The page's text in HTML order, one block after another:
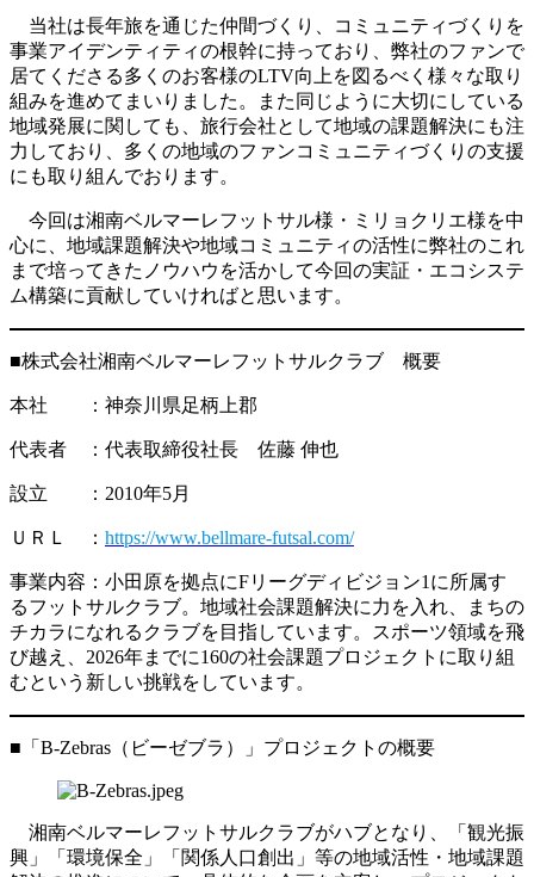
当社は長年旅を通じた仲間づくり、コミュニティづくりを
事業アイデンティティの根幹に持っており、弊社のファンで
居てくださる多くのお客様のLTV向上を図るべく様々な取り
組みを進めてまいりました。また同じように大切にしている
地域発展に関しても、旅行会社として地域の課題解決にも注
力しており、多くの地域のファンコミュニティづくりの支援
にも取り組んでおります。
今回は湘南ベルマーレフットサル様・ミリョクリエ様を中
心に、地域課題解決や地域コミュニティの活性に弊社のこれ
まで培ってきたノウハウを活かして今回の実証・エコシステ
ム構築に貢献していければと思います。
■株式会社湘南ベルマーレフットサルクラブ 概要
本社 ：神奈川県足柄上郡
代表者 ：代表取締役社長 佐藤 伸也
設立 ：2010年5月
ＵＲＬ ： https://www.bellmare-futsal.com/
事業内容：小田原を拠点にFリーグディビジョン1に所属す
るフットサルクラブ。地域社会課題解決に力を入れ、まちの
チカラになれるクラブを目指しています。スポーツ領域を飛
び越え、2026年までに160の社会課題プロジェクトに取り組
むという新しい挑戦をしています。
■「B-Zebras（ビーゼブラ）」プロジェクトの概要
湘南ベルマーレフットサルクラブがハブとなり、「観光振
興」「環境保全」「関係人口創出」等の地域活性・地域課題